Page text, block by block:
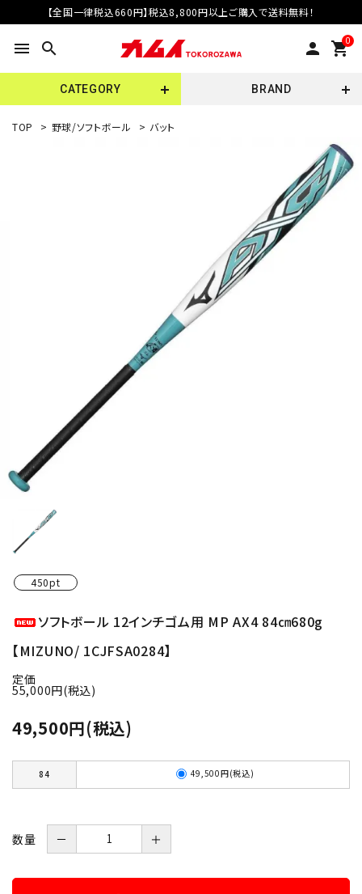
【全国一律税込660円】税込8,800円以上ご購入で送料無料！
menu search person 0
shopping_cart
CATEGORY BRAND
TOP > 野球/ソフトボール > バット
450pt
ソフトボール 12インチゴム用 MP AX4 84㎝680g
【MIZUNO/ 1CJFSA0284】
定価
55,000円(税込)
49,500円(税込)
84 49,500円(税込)
数量 － ＋